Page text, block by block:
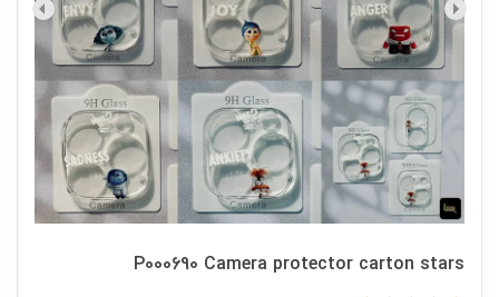
P000690 Camera protector carton stars